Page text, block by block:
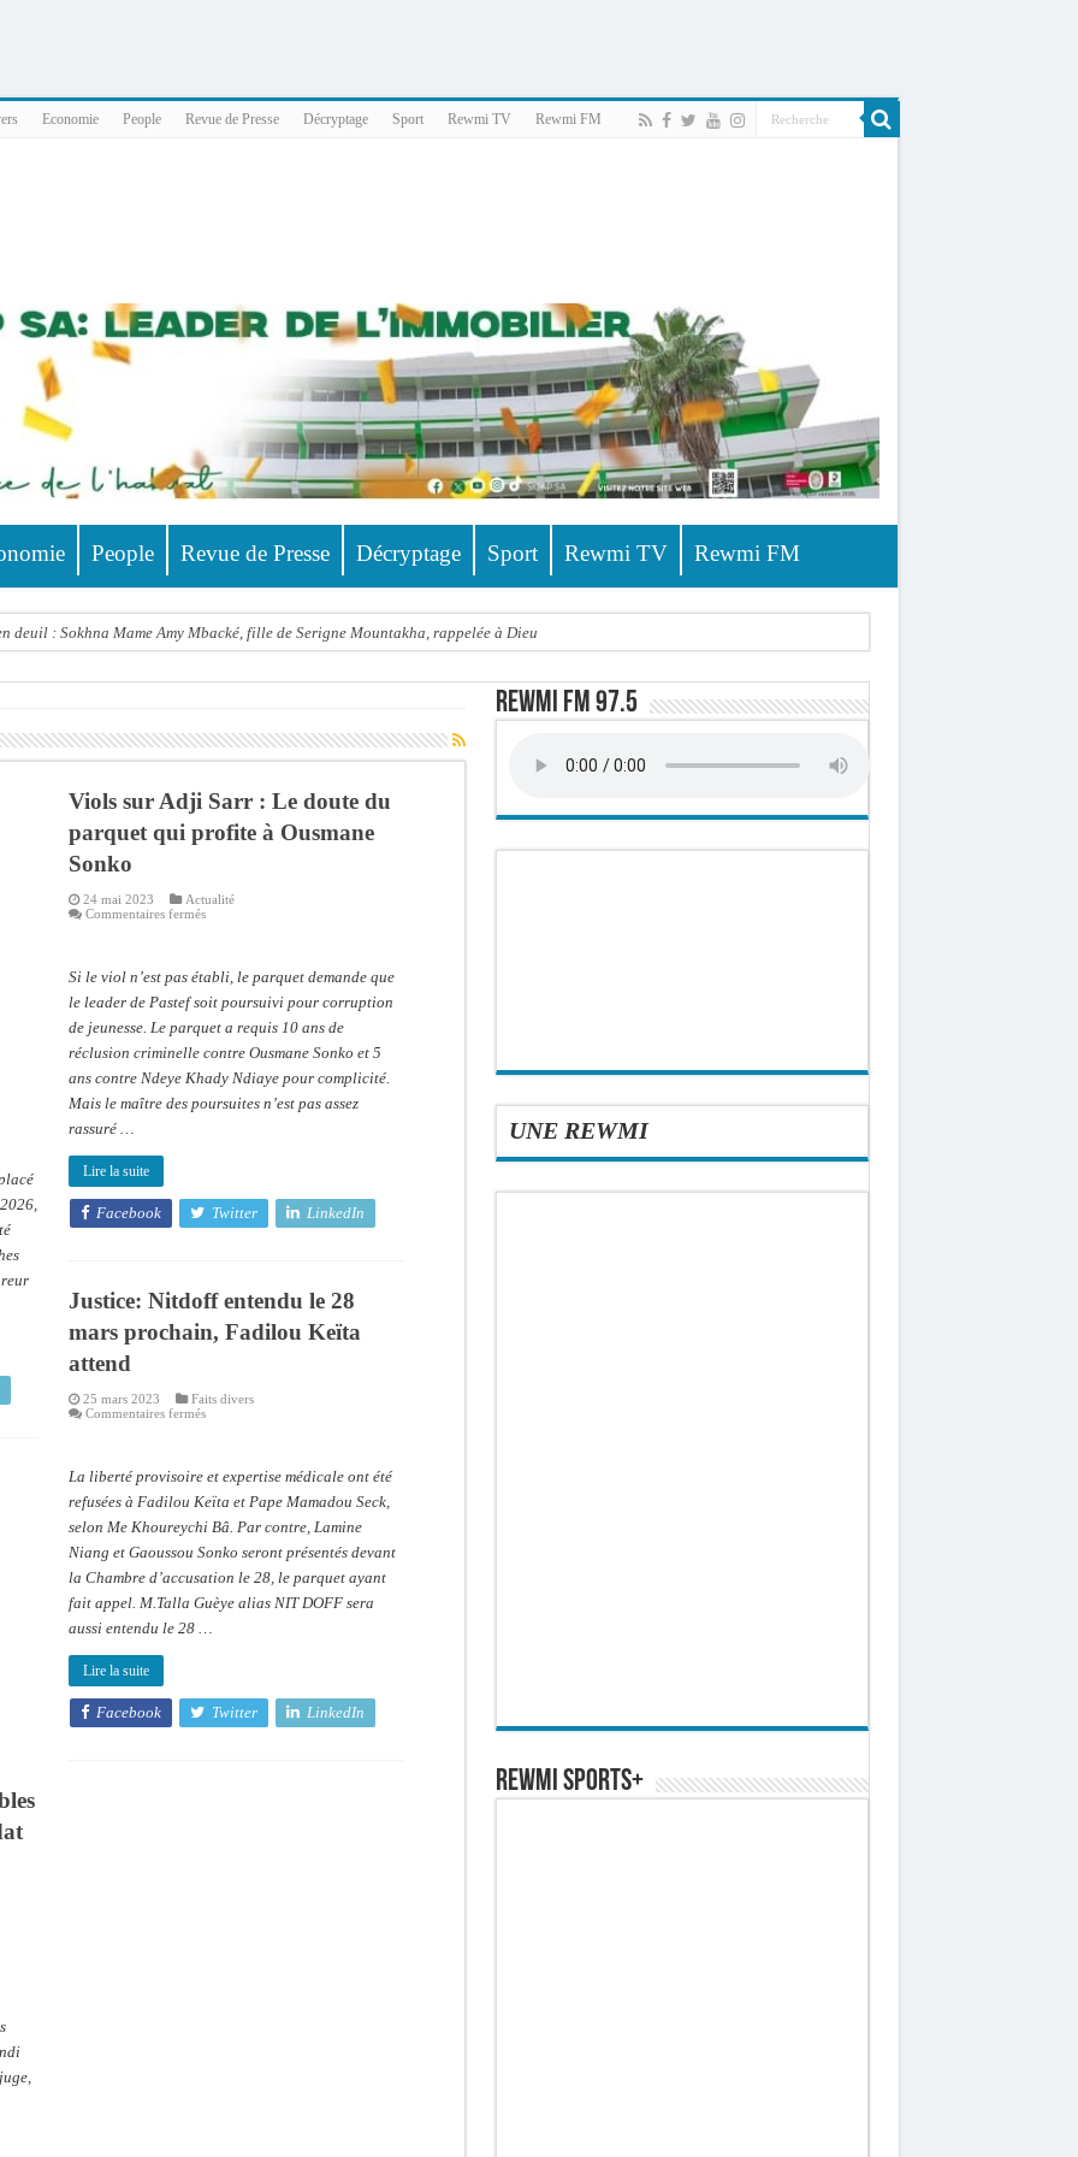
Economie People Revue de Presse Décryptage Sport Rewmi TV Rewmi FM
People Revue de Presse Décryptage Sport Rewmi TV Rewmi FM
deuil : Sokhna Mame Amy Mbacké, fille de Serigne Mountakha, rappelée à Dieu
le soutien de Diomaye «est venu un peu tard», selon Pr Carlos Lopez
presse Jamra reporté à la demande de ses avocats
est «celui qui est en plus grande difficulté», analyse Carlos Lopez
l’émergence sénégalaise
Alia MBENGUE plaide pour une énergie au service de la transformation économique et sociale du Sénégal
Viols sur Adji Sarr : Le doute du
parquet qui profite à Ousmane
Sonko
24 mai 2023
Actualité
Commentaires ferméssur
Sarr
:
Le
doute
du
qui
profite
à
Ousmane
Si le viol n’est pas établi, le parquet demande que
le leader de Pastef soit poursuivi pour corruption
de jeunesse. Le parquet a requis 10 ans de
réclusion criminelle contre Ousmane Sonko et 5
ans contre Ndeye Khady Ndiaye pour complicité.
Mais le maître des poursuites n’est pas assez
rassuré …
Lire la suite
Facebook Twitter LinkedIn
Justice: Nitdoff entendu le 28
mars prochain, Fadilou Keïta
attend
25 mars 2023
Faits divers
Commentaires ferméssur
28
mars
Fadilou
attend
La liberté provisoire et expertise médicale ont été
refusées à Fadilou Keïta et Pape Mamadou Seck,
selon Me Khoureychi Bâ. Par contre, Lamine
Niang et Gaoussou Sonko seront présentés devant
la Chambre d’accusation le 28, le parquet ayant
fait appel. M.Talla Guèye alias NIT DOFF sera
aussi entendu le 28 …
Lire la suite
Facebook Twitter LinkedIn
Rewmi FM 97.5
UNE REWMI
REWMI SPORTS+